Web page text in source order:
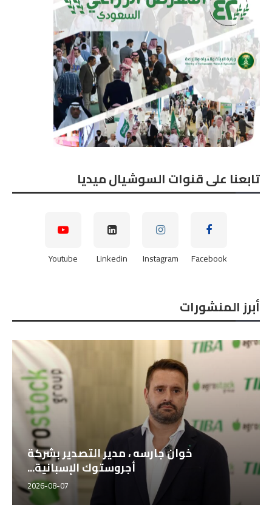
تابعنا على قنوات السوشيال ميديا
Facebook
Instagram
Linkedin
Youtube
أبرز المنشورات
خوان جارسه ، مدير التصدير بشركة
أجروستوك الإسبانية...
2026-08-07